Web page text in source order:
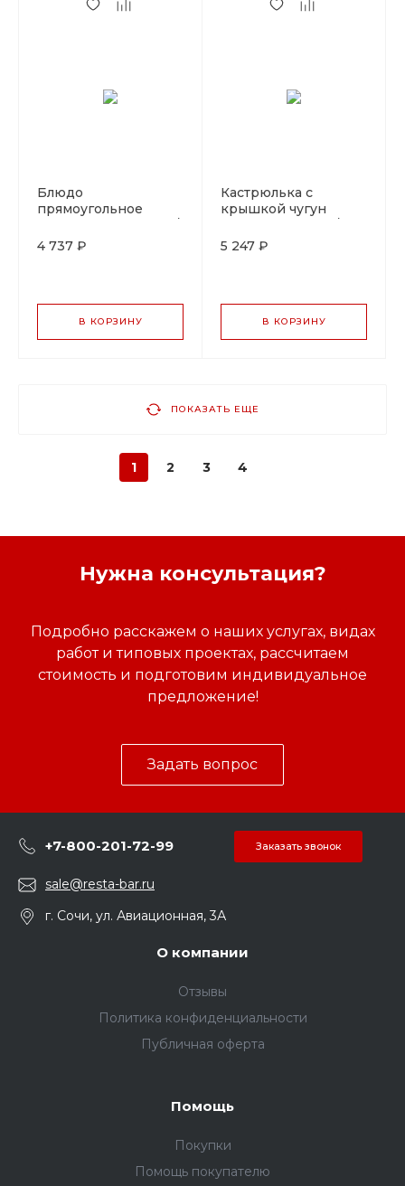
Блюдо
прямоугольное
подставке с ручкой
4 737 ₽
В КОРЗИНУ
Кастрюлька с
крышкой чугун
подставке LAVA
5 247 ₽
В КОРЗИНУ
ПОКАЗАТЬ ЕЩЕ
1 2 3 4
Нужна консультация?
Подробно расскажем о наших услугах, видах
работ и типовых проектах, рассчитаем
стоимость и подготовим индивидуальное
предложение!
Задать вопрос
+7-800-201-72-99 Заказать звонок
sale@resta-bar.ru
г. Сочи, ул. Авиационная, 3А
О компании
Отзывы
Политика конфиденциальности
Публичная оферта
Помощь
Покупки
Помощь покупателю